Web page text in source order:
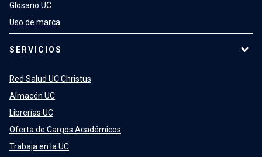
Glosario UC
Uso de marca
SERVICIOS
Red Salud UC Christus
Almacén UC
Librerías UC
Oferta de Cargos Académicos
Trabaja en la UC